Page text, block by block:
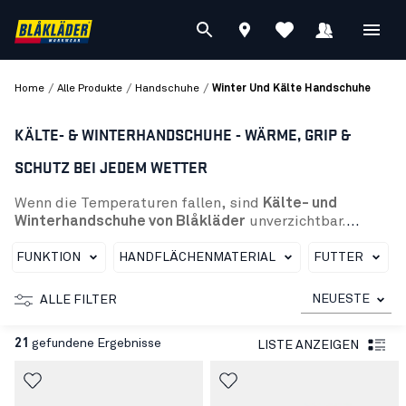
Home / Alle Produkte / Handschuhe / Winter Und Kälte Handschuhe
KÄLTE- & WINTERHANDSCHUHE - WÄRME, GRIP &
SCHUTZ BEI JEDEM WETTER
Wenn die Temperaturen fallen, sind
Kälte- und
Winterhandschuhe von Blåkläder unverzichtbar.
Supreme Strong. Gefütterte Arbeitshandschuhe und
Minusgraden zuverlässig einsatzbereit. Dank
innovativer Isolierung bleibt die Wärme dort, wo sie
konzentriert und mit vollem Griff arbeiten. Blåkläder
Winter vollen Einsatz zeigen.
FUNKTION HANDFLÄCHENMATERIAL FUTTER
ALLE FILTER NEUESTE
21 gefundene Ergebnisse LISTE ANZEIGEN